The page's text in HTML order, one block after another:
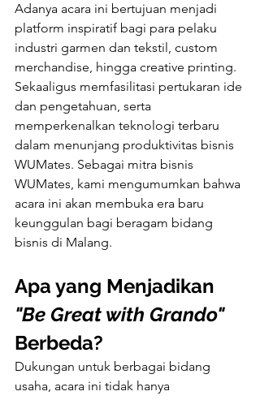
Adanya acara ini bertujuan menjadi
platform inspiratif bagi para pelaku
industri garmen dan tekstil, custom
merchandise, hingga creative printing.
Sekaaligus memfasilitasi pertukaran ide
dan pengetahuan, serta
memperkenalkan teknologi terbaru
dalam menunjang produktivitas bisnis
WUMates. Sebagai mitra bisnis
WUMates, kami mengumumkan bahwa
acara ini akan membuka era baru
keunggulan bagi beragam bidang
bisnis di Malang.
Apa yang Menjadikan
"Be Great with Grando"
Berbeda?
Dukungan untuk berbagai bidang
usaha, acara ini tidak hanya